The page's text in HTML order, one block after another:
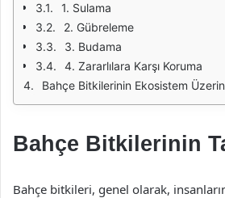
1. Sulama
2. Gübreleme
3. Budama
4. Zararlılara Karşı Koruma
Bahçe Bitkilerinin Ekosistem
Bahçe Bitkilerinin
Bahçe bitkileri, genel olarak,